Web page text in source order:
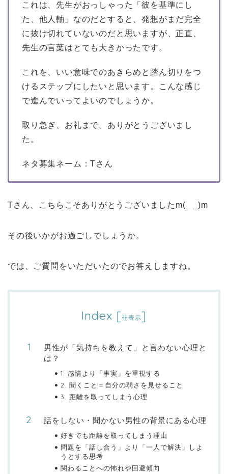
これは、先生がおっしゃった「彼を基準にし
た、他人軸」なのだとすると、発想がまだ完全
に抜け切れていないのだと思いますが、正直、
先生の言葉はとても大きかったです。
これを、いい意味でのあきらめと踏ん切りをつ
けるステップにしたいと思います。こんな感じ
で進んでいってよいのでしょうか。
取り急ぎ、お礼まで。ありがとうございまし
た。
ネタ募集ネーム：Tさん
Tさん、こちらこそありがとうございましたm(_ _)m
その後いかがお過ごしでしょうか。
では、ご質問をいただいたのでお答えしますね。
Index [非表示]
男性が「気持ちを教えて」と言わない心理と
は？
1. 感情より「事実」を重視する
2. 聞くこと＝自分の弱さを見せること
3. 距離を取ってしまう心理
話をしない・聞かない男性の背景にある心理
好きでも距離を取ってしまう理由
問題を「話し合う」より「一人で解決」しよ
うとする思考
関わることへの怖れや回避傾向